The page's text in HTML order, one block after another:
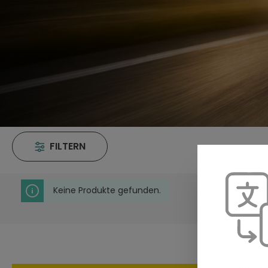
FILTERN
Keine Produkte gefunden.